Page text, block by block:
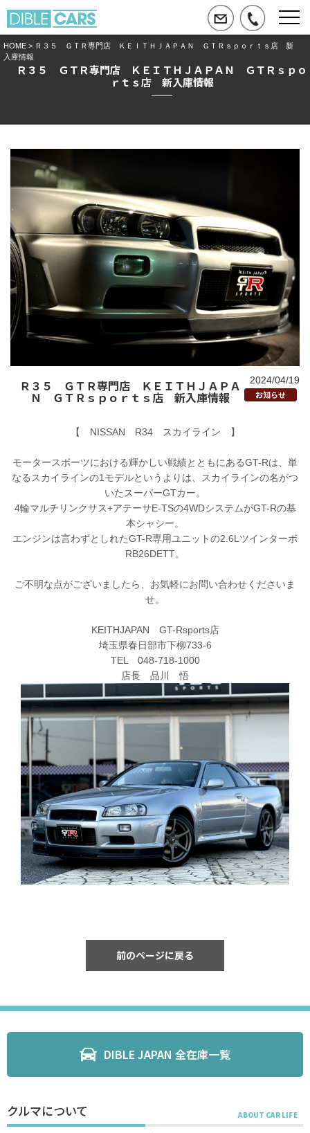
HOME > Ｒ３５ ＧＴＲ専門店 ＫＥＩＴＨＪＡＰＡＮ ＧＴＲｓｐｏｒｔｓ店 新
入庫情報
Ｒ３５ ＧＴＲ専門店 ＫＥＩＴＨＪＡＰＡＮ ＧＴＲｓｐｏ
ｒｔｓ店 新入庫情報
Ｒ３５ ＧＴＲ専門店 ＫＥＩＴＨＪＡＰＡ
Ｎ ＧＴＲｓｐｏｒｔｓ店 新入庫情報
2024/04/19
お知らせ
【 NISSAN R34 スカイライン 】
モータースポーツにおける輝かしい戦績とともにあるGT-Rは、単
なるスカイラインの1モデルというよりは、スカイラインの名がつ
いたスーパーGTカー。
4輪マルチリンクサス+アテーサE-TSの4WDシステムがGT-Rの基
本シャシー。
エンジンは言わずとしれたGT-R専用ユニットの2.6Lツインターボ
RB26DETT。
ご不明な点がございましたら、お気軽にお問い合わせくださいま
せ。
KEITHJAPAN GT-Rsports店
埼玉県春日部市下柳733-6
TEL 048-718-1000
店長 品川 悟
前のページに戻る
DIBLE JAPAN 全在庫一覧
クルマについて